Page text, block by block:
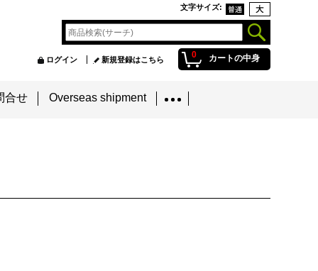
文字サイズ:
0 カートの中身
ログイン 新規登録はこちら
合せ Overseas shipment